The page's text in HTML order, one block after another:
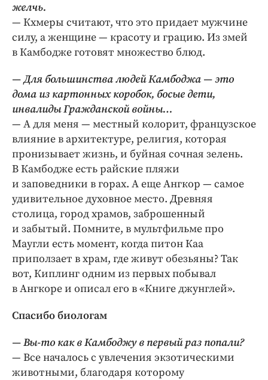
желчь.
— Кхмеры считают, что это придает мужчине
силу, а женщине — красоту и грацию. Из змей
в Камбодже готовят множество блюд.
— Для большинства людей Камбоджа — это
дома из картонных коробок, босые дети,
инвалиды Гражданской войны…
— А для меня — местный колорит, французское
влияние в архитектуре, религия, которая
пронизывает жизнь, и буйная сочная зелень.
В Камбодже есть райские пляжи
и заповедники в горах. А еще Ангкор — самое
удивительное духовное место. Древняя
столица, город храмов, заброшенный
и забытый. Помните, в мультфильме про
Маугли есть момент, когда питон Каа
приползает в храм, где живут обезьяны? Так
вот, Киплинг одним из первых побывал
в Ангкоре и описал его в «Книге джунглей».
Спасибо биологам
— Вы-то как в Камбоджу в первый раз попали?
— Все началось с увлечения экзотическими
животными, благодаря которому